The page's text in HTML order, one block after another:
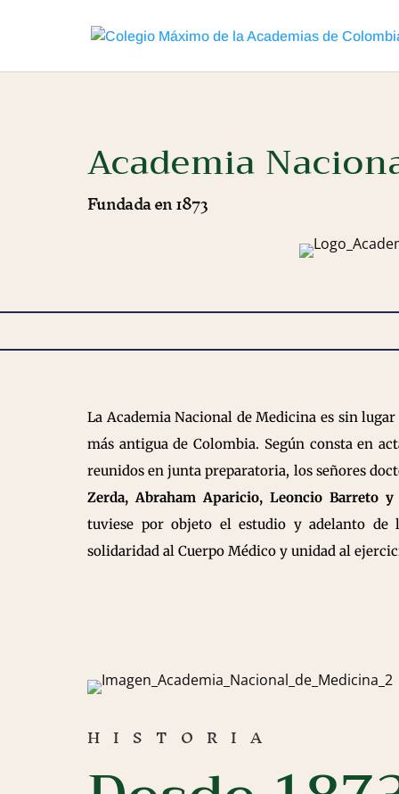
Academia
Fundada en 1873
La Academia Nacional de Medicina es sin
más antigua de Colombia. Según consta en
reunidos en junta preparatoria, los señores
Zerda, Abraham Aparicio, Leoncio Barreto
tuviese por objeto el estudio y adelanto de
solidaridad al Cuerpo Médico y unidad al
HISTORIA